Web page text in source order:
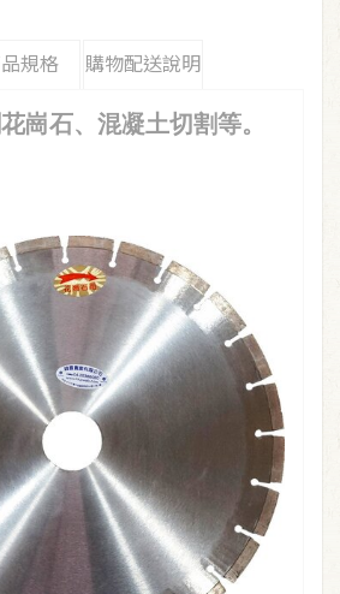
規格 購物配送說明
崗石、混凝土切割等。